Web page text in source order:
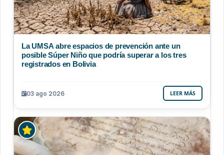
La UMSA abre espacios de prevención ante un
posible Súper Niño que podría superar a los tres
registrados en Bolivia
03 ago 2026 LEER MÁS